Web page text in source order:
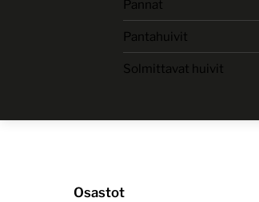
Pannat
Pantahuivit
Solmittavat huivit
Osastot